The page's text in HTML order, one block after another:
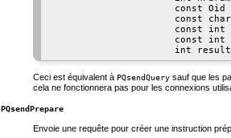
const Oid
const
const int
const int
Ceci est équivalent à PQsendQuery sauf que les
cela ne fonctionnera pas pour les connexions
PQsendPrepare
Envoie une requête pour créer une instruction